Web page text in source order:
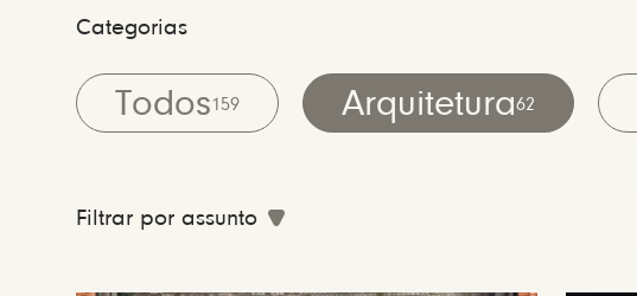
Categorias
Todos159 Arquitetura62
Filtrar por assunto